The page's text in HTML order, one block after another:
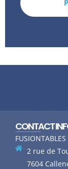
CONTACT
FUSIONTABLES
2 rue de
7604